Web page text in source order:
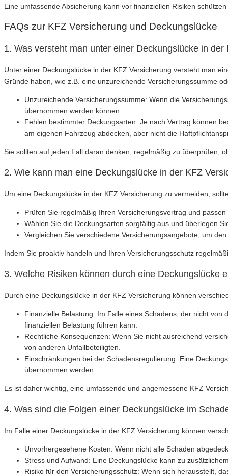
Eine umfassende Absicherung kann vor finanziellen Risiken
FAQs zur KFZ Versicherung und Deckungslücke
1. Was versteht man unter einer Deckungslücke in der
Unter einer Deckungslücke in der KFZ Versicherung versteht man
Gründe haben, wie z.B. eine unzureichende Versicherungssumme
Unzureichende Versicherungssumme: Wenn die
übernommen werden können.
Fehlen bestimmter Deckungsarten: Je nach Vertrag können
am eigenen Fahrzeug abdecken, aber nicht die
Sie sollten auf jeden Fall daran denken, regelmäßig zu überprüfen,
2. Wie kann man eine Deckungslücke in der KFZ
Um eine Deckungslücke in der KFZ Versicherung zu vermeiden,
Prüfen Sie regelmäßig Ihren Versicherungsvertrag und
Wählen Sie die Deckungsarten sorgfältig aus und überlegen
Vergleichen Sie verschiedene Versicherungsangebote, um
Indem Sie proaktiv handeln und Ihren Versicherungsschutz
3. Welche Risiken können durch eine Deckungslücke
Durch eine Deckungslücke in der KFZ Versicherung können
Finanzielle Belastung: Im Falle eines Schadens, der nicht
finanziellen Belastung führen kann.
Rechtliche Konsequenzen: Wenn Sie nicht ausreichend
von anderen Unfallbeteiligten.
Einschränkungen bei der Schadensregulierung: Eine
übernommen werden.
Es ist daher wichtig, eine umfassende und angemessene KFZ
4. Was sind die Folgen einer Deckungslücke im
Im Falle einer Deckungslücke in der KFZ Versicherung können
Unvorhergesehene Kosten: Wenn nicht alle Schäden
Stress und Aufwand: Eine Deckungslücke kann zu
Risiko für den Versicherungsschutz: Wenn sich herausstellt,